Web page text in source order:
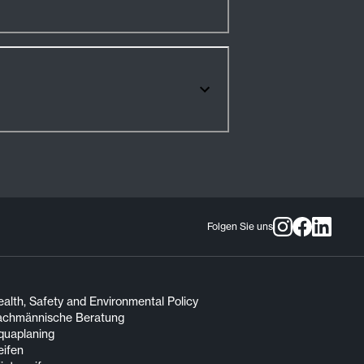
Folgen Sie uns
Safety and Environmental Policy
Beratung